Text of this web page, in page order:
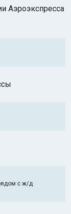
Аэроэкспресса
c ж/д